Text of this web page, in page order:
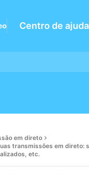
Centro de
em direto
transmissões em direto:
etc.